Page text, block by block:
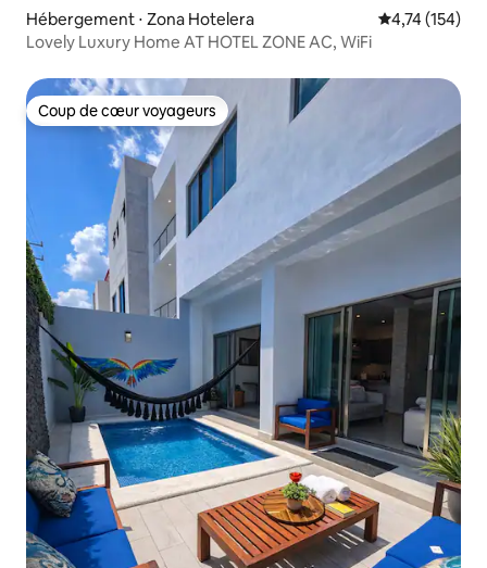
Hébergement ⋅ Zona Hotelera Évaluation
4,74 (154)
Lovely Luxury Home AT HOTEL ZONE AC, WiFi
Coup de cœur voyageurs
Coup de cœur voyageurs